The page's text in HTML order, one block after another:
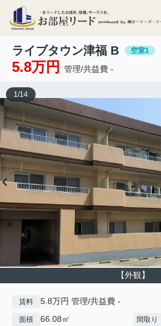
ライブタウン津福 B 空室1
5.8万円 管理/共益費 -
【外観】
1 /14
賃料 5.8万円 管理/共益費 -
面積 66.08㎡ 間取り